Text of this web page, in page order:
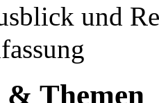
und
& Themen